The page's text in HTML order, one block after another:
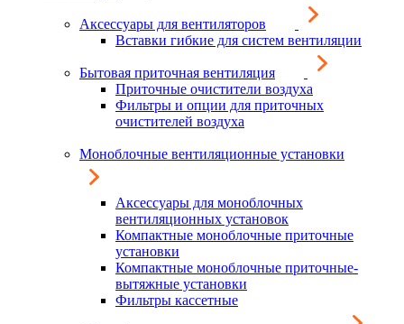
Аксессуары для вентиляторов
Вставки гибкие для систем вентиляции
Бытовая приточная вентиляция
Приточные очистители воздуха
Фильтры и опции для приточных
очистителей воздуха
Моноблочные вентиляционные установки
Аксессуары для моноблочных
вентиляционных установок
Компактные моноблочные приточные
установки
Компактные моноблочные приточные-
вытяжные установки
Фильтры кассетные